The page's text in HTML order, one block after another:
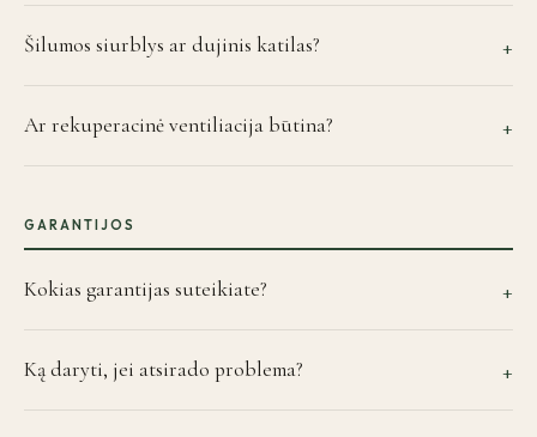
Šilumos siurblys ar dujinis katilas? +
Ar rekuperacinė ventiliacija būtina? +
GARANTIJOS
Kokias garantijas suteikiate? +
Ką daryti, jei atsirado problema? +